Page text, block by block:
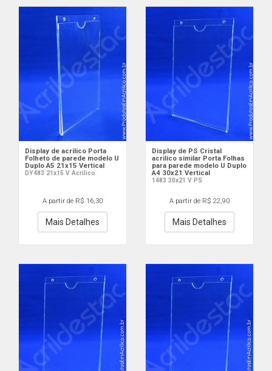
Display de acrilico Porta
Folheto de parede modelo U
Duplo A5 21x15 Vertical
DY483 21x15 V Acrilico
A partir de R$ 16,30
Mais Detalhes
Display de PS Cristal
acrilico similar Porta Folhas
para parede modelo U Duplo
A4 30x21 Vertical
1483 30x21 V PS
A partir de R$ 22,90
Mais Detalhes